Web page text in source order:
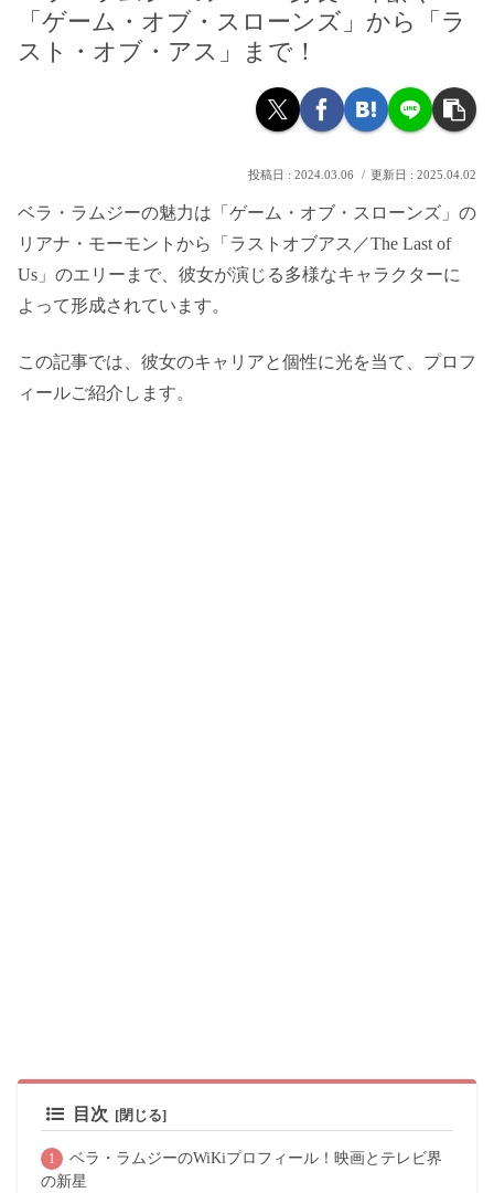
「ゲーム・オブ・スローンズ」から「ラ
スト・オブ・アス」まで！
2024.03.06 2025.04.02
ベラ・ラムジーの魅力は「ゲーム・オブ・スローンズ」の
リアナ・モーモントから「ラストオブアス／The Last of
Us」のエリーまで、彼女が演じる多様なキャラクターに
よって形成されています。
この記事では、彼女のキャリアと個性に光を当て、プロフ
ィールご紹介します。
目次
ベラ・ラムジーのWiKiプロフィール！映画とテレビ界
の新星